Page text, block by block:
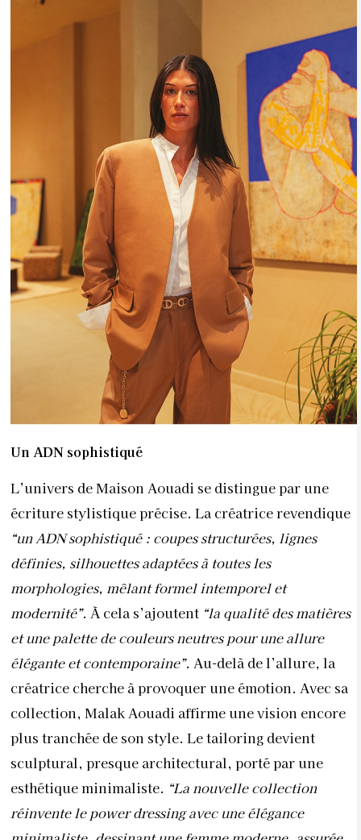
Un ADN sophistiqué
L’univers de Maison Aouadi se distingue par une
écriture stylistique précise. La créatrice revendique
“un ADN sophistiqué : coupes structurées, lignes
définies, silhouettes adaptées à toutes les
morphologies, mêlant formel intemporel et
modernité”. À cela s’ajoutent “la qualité des matières
et une palette de couleurs neutres pour une allure
élégante et contemporaine”. Au-delà de l’allure, la
créatrice cherche à provoquer une émotion. Avec sa
collection, Malak Aouadi affirme une vision encore
plus tranchée de son style. Le tailoring devient
sculptural, presque architectural, porté par une
esthétique minimaliste. “La nouvelle collection
réinvente le power dressing avec une élégance